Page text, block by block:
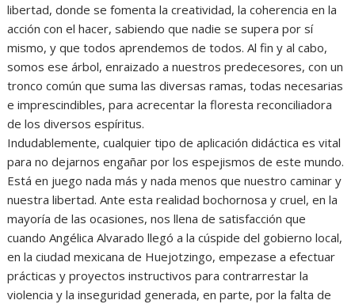
libertad, donde se fomenta la creatividad, la coherencia en la
acción con el hacer, sabiendo que nadie se supera por sí
mismo, y que todos aprendemos de todos. Al fin y al cabo,
somos ese árbol, enraizado a nuestros predecesores, con un
tronco común que suma las diversas ramas, todas necesarias
e imprescindibles, para acrecentar la floresta reconciliadora
de los diversos espíritus.
Indudablemente, cualquier tipo de aplicación didáctica es vital
para no dejarnos engañar por los espejismos de este mundo.
Está en juego nada más y nada menos que nuestro caminar y
nuestra libertad. Ante esta realidad bochornosa y cruel, en la
mayoría de las ocasiones, nos llena de satisfacción que
cuando Angélica Alvarado llegó a la cúspide del gobierno local,
en la ciudad mexicana de Huejotzingo, empezase a efectuar
prácticas y proyectos instructivos para contrarrestar la
violencia y la inseguridad generada, en parte, por la falta de